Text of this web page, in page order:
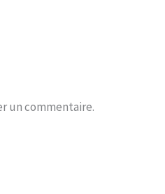
un commentaire.